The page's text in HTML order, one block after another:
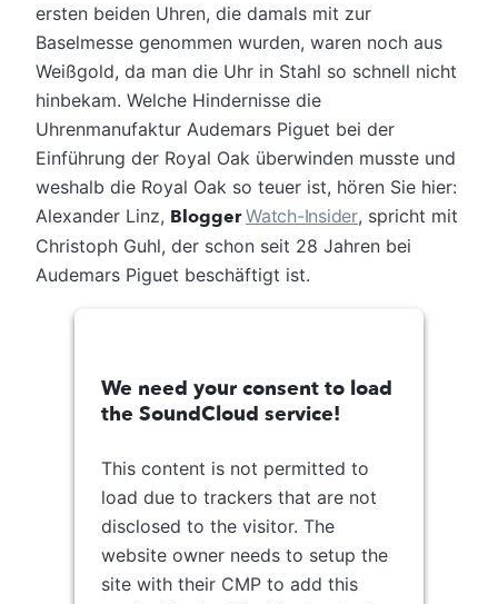
ersten beiden Uhren, die damals mit zur
Baselmesse genommen wurden, waren noch aus
Weißgold, da man die Uhr in Stahl so schnell nicht
hinbekam. Welche Hindernisse die
Uhrenmanufaktur Audemars Piguet bei der
Einführung der Royal Oak überwinden musste und
weshalb die Royal Oak so teuer ist, hören Sie hier:
Alexander Linz, BloggerWatch-Insider, spricht mit
Christoph Guhl, der schon seit 28 Jahren bei
Audemars Piguet beschäftigt ist.
We need your consent to load
the SoundCloud service!
This content is not permitted to
load due to trackers that are not
disclosed to the visitor. The
website owner needs to setup the
site with their CMP to add this